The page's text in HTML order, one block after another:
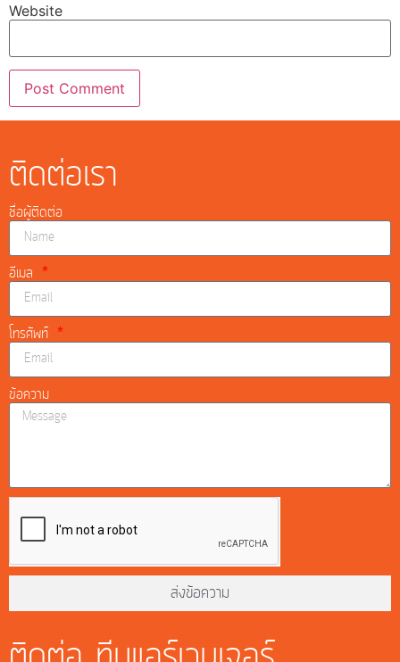
Website
ติดต่อเรา
ชื่อผู้ติดต่อ
อีเมล
โทรศัพท์
ข้อความ
ส่งข้อความ